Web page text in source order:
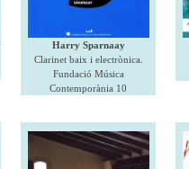
Harry Sparnaay
Clarinet baix i electrònica.
Fundació Música
Contemporània 10